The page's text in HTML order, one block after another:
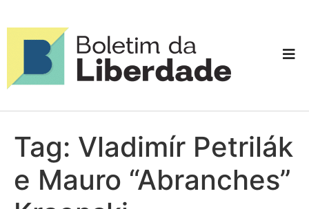
Tag: Vladimír Petrilák
e Mauro “Abranches”